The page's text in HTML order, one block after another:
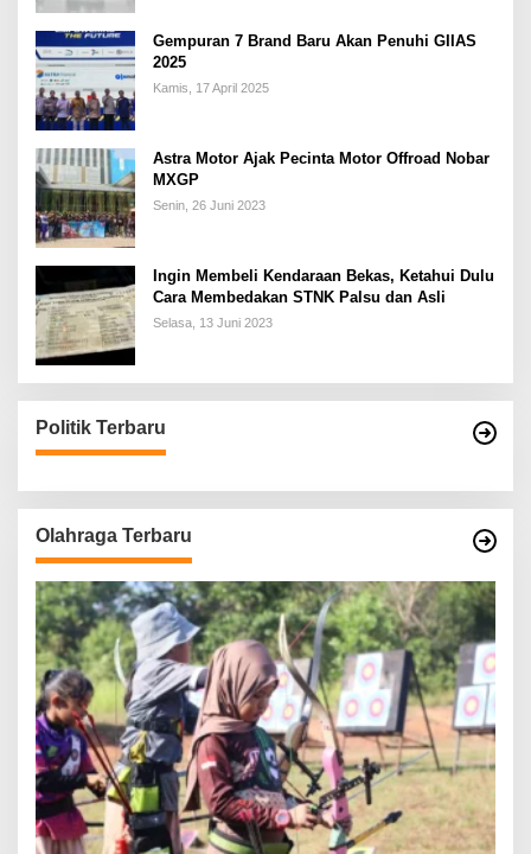
Gempuran 7 Brand Baru Akan Penuhi GIIAS
2025
Kamis, 17 April 2025
Astra Motor Ajak Pecinta Motor Offroad Nobar
MXGP
Senin, 26 Juni 2023
Ingin Membeli Kendaraan Bekas, Ketahui Dulu
Cara Membedakan STNK Palsu dan Asli
Selasa, 13 Juni 2023
Politik Terbaru
Olahraga Terbaru